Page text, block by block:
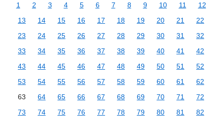
1 2 3 4 5 6 7 8 9 10 11
12
13
14 15 16 17 18 19 20 21
22
23
24 25 26 27 28 29 30 31
32
33
34 35 36 37 38 39 40 41
42
43
44 45 46 47 48 49 50 51
52
53
54 55 56 57 58 59 60 61
62
63
64 65 66 67 68 69 70 71
72
73
74 75 76 77 78 79 80 81
82